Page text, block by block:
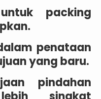
packing
penataan
yang baru.
pindahan